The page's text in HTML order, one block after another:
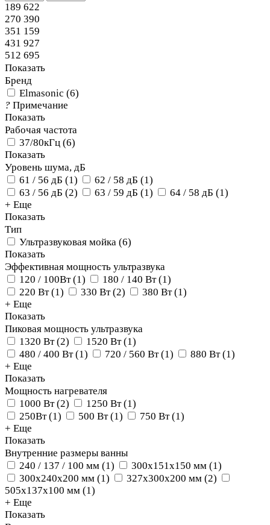
189 622
270 390
351 159
431 927
512 695
Показать
Бренд
Elmasonic (6)
? Примечание
Показать
Рабочая частота
37/80кГц (6)
Показать
Уровень шума, дБ
61 / 56 дБ (1) 62 / 58 дБ (1)
63 / 56 дБ (2) 63 / 59 дБ (1) 64 / 58 дБ (1)
+ Еще
Показать
Тип
Ультразвуковая мойка (6)
Показать
Эффективная мощность ультразвука
120 / 100Вт(1) 180 / 140 Вт(1)
220 Вт(1) 330 Вт(2) 380 Вт(1)
+ Еще
Показать
Пиковая мощность ультразвука
1320 Вт(2) 1520 Вт(1)
480 / 400 Вт(1) 720 / 560 Вт(1) 880 Вт(1)
+ Еще
Показать
Мощность нагревателя
1000 Вт(2) 1250 Вт(1)
250Вт(1) 500 Вт(1) 750 Вт(1)
+ Еще
Показать
Внутренние размеры ванны
240 / 137 / 100 мм (1) 300x151x150 мм (1)
300x240x200 мм (1) 327x300x200 мм (2)
505x137x100 мм (1)
+ Еще
Показать